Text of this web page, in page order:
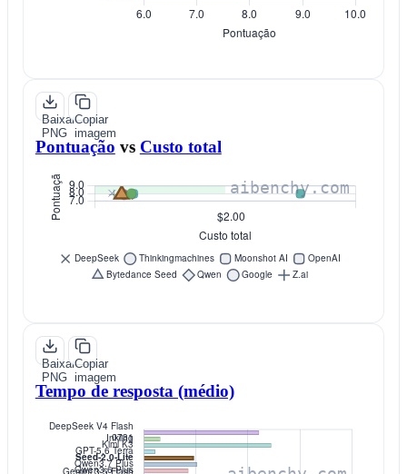
Baixar
PNG
Copiar
imagem
Pontuação vs Custo total
Baixar
PNG
Copiar
imagem
Tempo de resposta (médio)